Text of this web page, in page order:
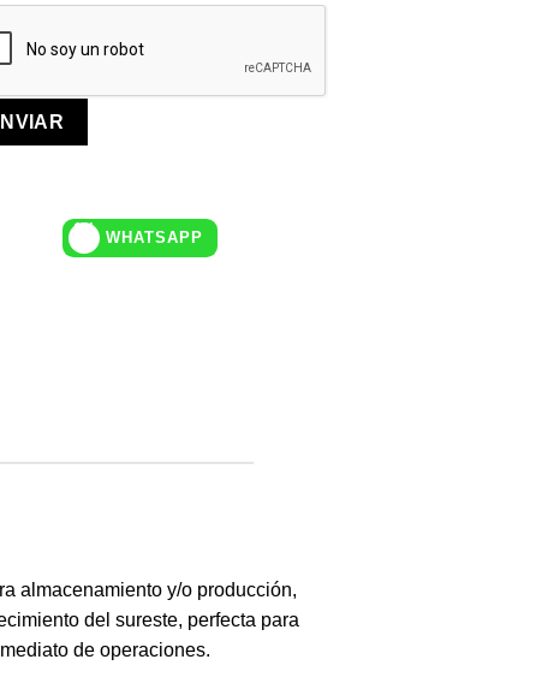
WHATSAPP
almacenamiento y/o producción,
del sureste, perfecta para
de operaciones.